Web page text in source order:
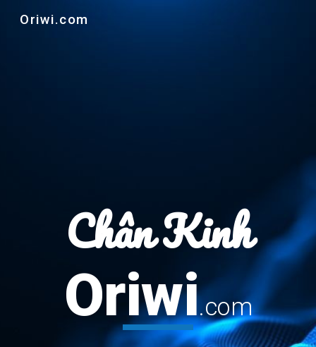
Skip to main content
Oriwi.com
Chân Kinh
Oriwi.com